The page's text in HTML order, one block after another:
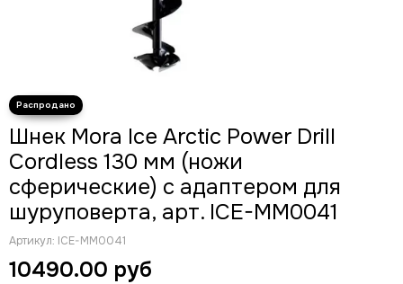
Шнек Mora Ice Arctic Power Drill
Cordless 130 мм (ножи
сферические) с адаптером для
шуруповерта, арт. ICE-MM0041
Артикул: ICE-MM0041
10490.00 руб